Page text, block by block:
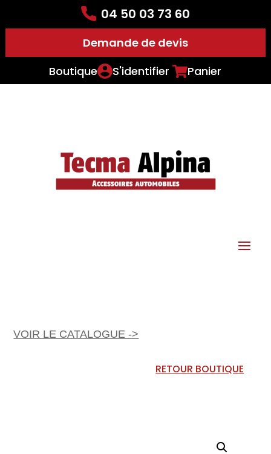
04 50 03 73 60
Demande de devis
Boutique
S'identifier Panier
VOIR LE CATALOGUE ->
RETOUR BOUTIQUE